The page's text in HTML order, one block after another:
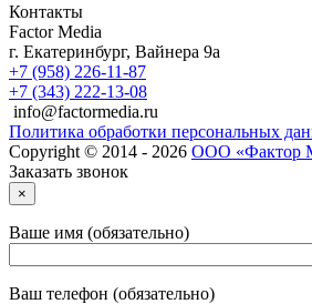
Контакты
Factor Media
г. Екатеринбург, Вайнера 9а
+7 (958) 226-11-87
+7 (343) 222-13-08
info@factormedia.ru
Политика обработки персональных
Copyright © 2014 - 2026 ООО «Фактор
Заказать звонок
×
Ваше имя (обязательно)
Ваш телефон (обязательно)